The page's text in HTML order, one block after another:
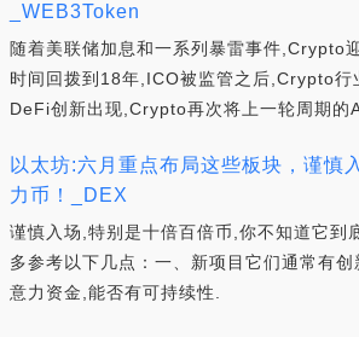
_WEB3Token
随着美联储加息和一系列暴雷事件,Crypto
时间回拨到18年,ICO被监管之后,Crypto行
DeFi创新出现,Crypto再次将上一轮周期的
以太坊:六月重点布局这些板块，谨慎
力币！_DEX
谨慎入场,特别是十倍百倍币,你不知道它到
多参考以下几点：一、新项目它们通常有
意力资金,能否有可持续性.